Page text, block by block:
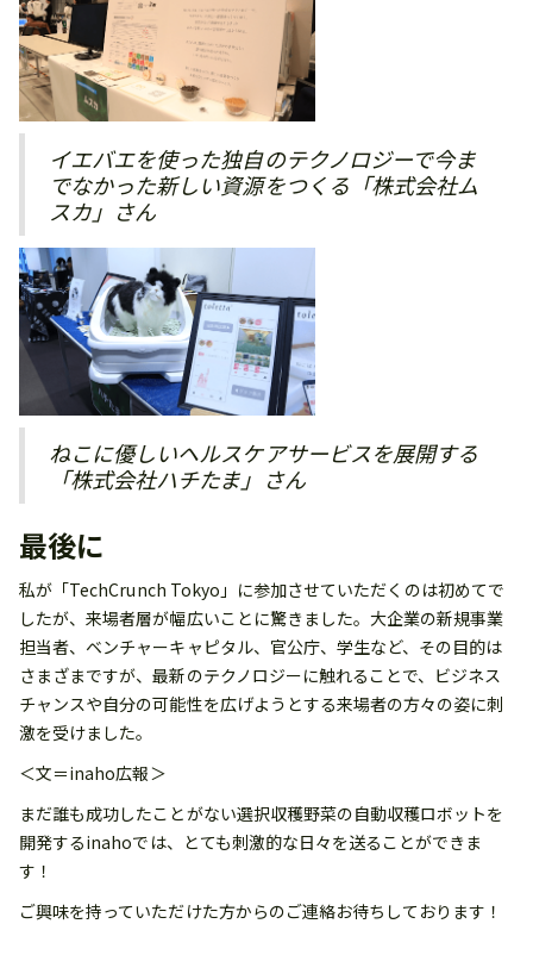
イエバエを使った独自のテクノロジーで今ま
でなかった新しい資源をつくる「株式会社ム
スカ」さん
ねこに優しいヘルスケアサービスを展開する
「株式会社ハチたま」さん
最後に
私が「TechCrunch Tokyo」に参加させていただくのは初めてで
したが、来場者層が幅広いことに驚きました。大企業の新規事業
担当者、ベンチャーキャピタル、官公庁、学生など、その目的は
さまざまですが、最新のテクノロジーに触れることで、ビジネス
チャンスや自分の可能性を広げようとする来場者の方々の姿に刺
激を受けました。
＜文＝inaho広報＞
まだ誰も成功したことがない選択収穫野菜の自動収穫ロボットを
開発するinahoでは、とても刺激的な日々を送ることができま
す！
ご興味を持っていただけた方からのご連絡お待ちしております！